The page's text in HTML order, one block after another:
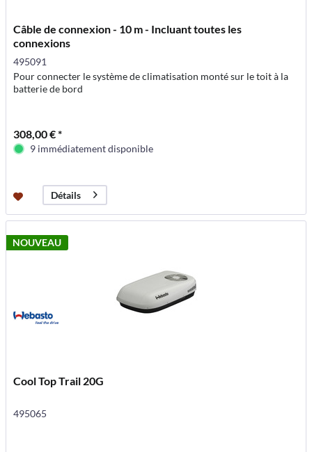
Câble de connexion - 10 m - Incluant toutes les
connexions
495091
Pour connecter le système de climatisation monté sur le toit à la
batterie de bord
308,00 € *
9 immédiatement disponible
Détails
NOUVEAU
Cool Top Trail 20G
495065